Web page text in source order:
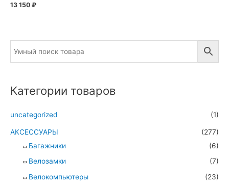
13 150 ₽
Категории товаров
uncategorized (1)
АКСЕССУАРЫ
(277)
Багажники
(6)
Велозамки
(7)
Велокомпьютеры
(23)